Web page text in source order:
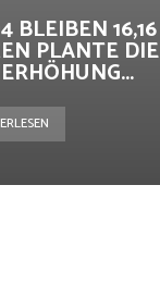
BLEIBEN 16,16
PLANTE DIE